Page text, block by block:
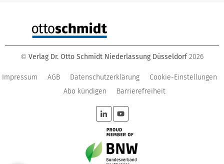
© Verlag Dr. Otto Schmidt Niederlassung Düsseldorf 2026
Impressum AGB Datenschutzerklärung
Cookie-Einstellungen
Abo kündigen
Barrierefreiheit